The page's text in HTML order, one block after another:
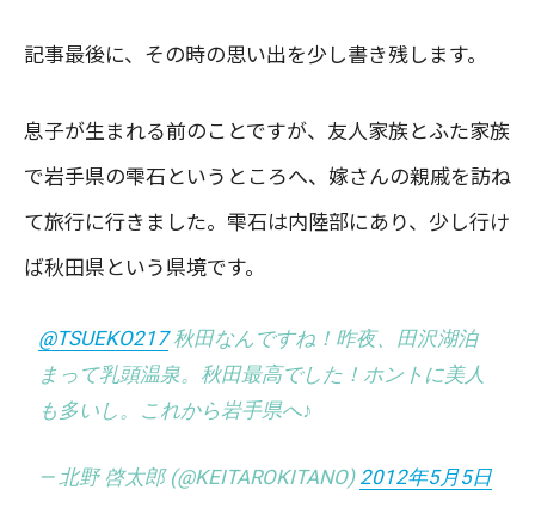
記事最後に、その時の思い出を少し書き残します。
息子が生まれる前のことですが、友人家族とふた家族
で岩手県の雫石というところへ、嫁さんの親戚を訪ね
て旅行に行きました。雫石は内陸部にあり、少し行け
ば秋田県という県境です。
@TSUEKO217秋田なんですね！昨夜、田沢湖泊
まって乳頭温泉。秋田最高でした！ホントに美人
も多いし。これから岩手県へ♪
— 北野 啓太郎 (@KEITAROKITANO) 2012年5月5日